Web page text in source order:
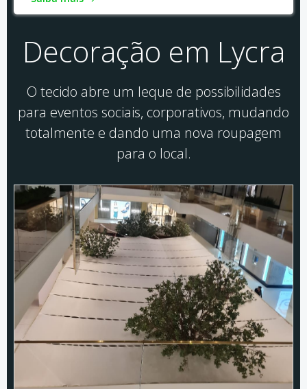
Decoração em Lycra
O tecido abre um leque de possibilidades
para eventos sociais, corporativos, mudando
totalmente e dando uma nova roupagem
para o local.